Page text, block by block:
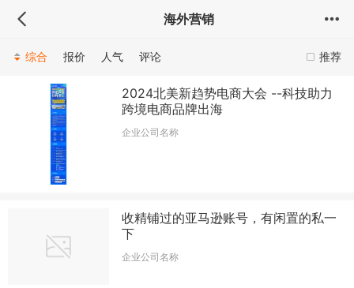
海外营销
推荐
综合 报价 人气 评论
2024北美新趋势电商大会 --科技助力
跨境电商品牌出海
企业公司名称
收精铺过的亚马逊账号，有闲置的私一
下
企业公司名称